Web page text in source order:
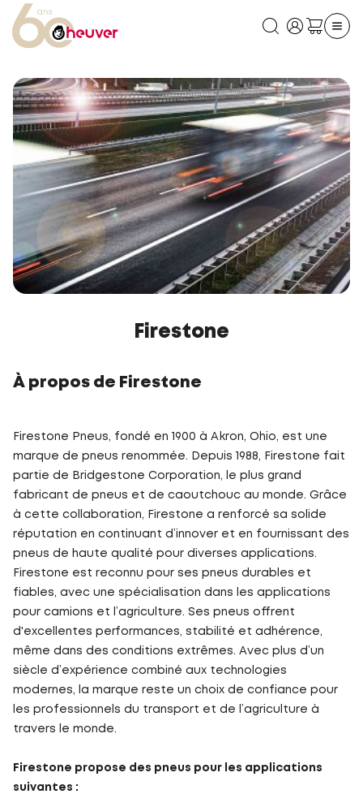
Firestone
À propos de Firestone
Firestone Pneus, fondé en 1900 à Akron, Ohio, est une
marque de pneus renommée. Depuis 1988, Firestone fait
partie de Bridgestone Corporation, le plus grand
fabricant de pneus et de caoutchouc au monde. Grâce
à cette collaboration, Firestone a renforcé sa solide
réputation en continuant d’innover et en fournissant des
pneus de haute qualité pour diverses applications.
Firestone est reconnu pour ses pneus durables et
fiables, avec une spécialisation dans les applications
pour camions et l’agriculture. Ses pneus offrent
d'excellentes performances, stabilité et adhérence,
même dans des conditions extrêmes. Avec plus d’un
siècle d’expérience combiné aux technologies
modernes, la marque reste un choix de confiance pour
les professionnels du transport et de l’agriculture à
travers le monde.
Firestone propose des pneus pour les applications
suivantes :